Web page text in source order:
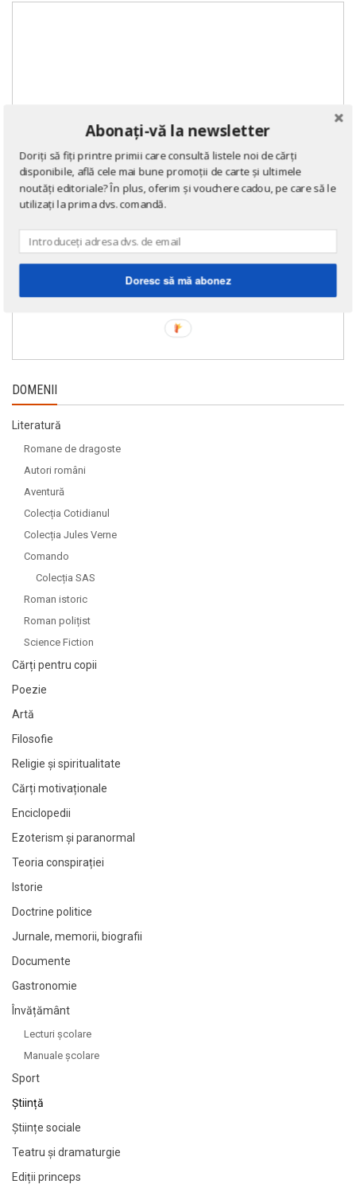
DOMENII
Literatură
Romane de dragoste
Autori români
Aventură
Colecția Cotidianul
Colecția Jules Verne
Comando
Colecția SAS
Roman istoric
Roman polițist
Science Fiction
Cărți pentru copii
Poezie
Artă
Filosofie
Religie și spiritualitate
Cărți motivaționale
Enciclopedii
Ezoterism și paranormal
Teoria conspirației
Istorie
Doctrine politice
Jurnale, memorii, biografii
Documente
Gastronomie
Învățământ
Lecturi şcolare
Manuale şcolare
Sport
Știință
Științe sociale
Teatru și dramaturgie
Ediții princeps
Abonați-vă la newsletter
Doriți să fiți printre primii care consultă listele noi de cărți
disponibile, află cele mai bune promoții de carte și ultimele
noutăți editoriale? În plus, oferim și vouchere cadou, pe care să le
utilizați la prima dvs. comandă.
Doresc să mă abonez